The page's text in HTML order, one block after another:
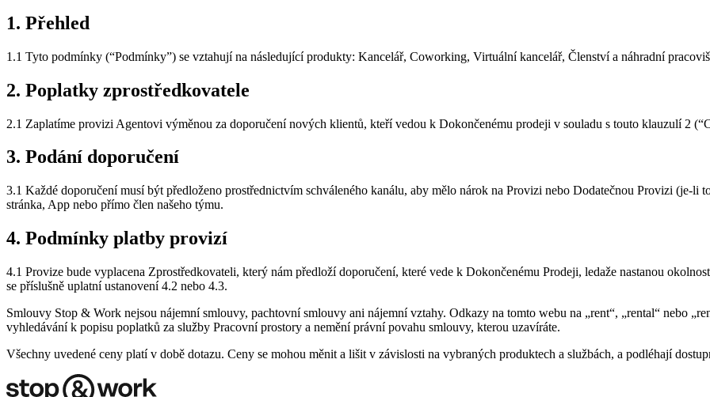
1. Přehled
1.1 Tyto podmínky (“Podmínky”) se vztahují na následující produkty: Kancelář, Coworking, Virtuální kancelář, Členství a náhradní
2. Poplatky zprostředkovatele
2.1 Zaplatíme provizi Agentovi výměnou za doporučení nových klientů, kteří vedou k Dokončenému prodeji v souladu s touto klauzulí 2
3. Podání doporučení
3.1 Každé doporučení musí být předloženo prostřednictvím schváleného kanálu, aby mělo nárok na Provizi nebo Dodatečnou Provizi (je-li
stránka, App nebo přímo člen našeho týmu.
4. Podmínky platby provizí
4.1 Provize bude vyplacena Zprostředkovateli, který nám předloží doporučení, které vede k Dokončenému Prodeji, ledaže nastanou
se příslušně uplatní ustanovení 4.2 nebo 4.3.
Smlouvy Stop & Work nejsou nájemní smlouvy, pachtovní smlouvy ani nájemní vztahy. Odkazy na tomto webu na „rent“, „rental“ nebo
vyhledávání k popisu poplatků za služby Pracovní prostory a nemění právní povahu smlouvy, kterou uzavíráte.
Všechny uvedené ceny platí v době dotazu. Ceny se mohou měnit a lišit v závislosti na vybraných produktech a službách, a podléhají